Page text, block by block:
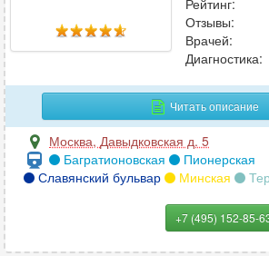
Рейтинг:
Отзывы:
Врачей:
Диагностика:
Читать описание
Москва, Давыдковская д. 5
Багратионовская
Пионерская
Славянский бульвар
Минская
+7 (495) 152-85-